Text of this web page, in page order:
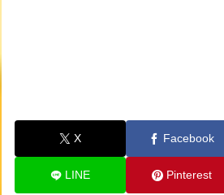
X Facebook
LINE Pinterest